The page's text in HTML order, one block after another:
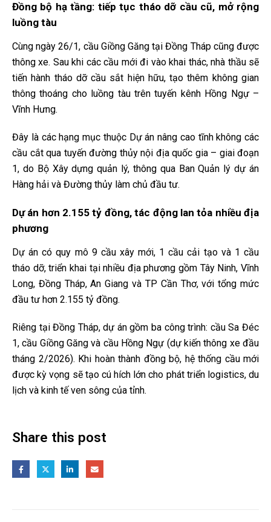
Đồng bộ hạ tầng: tiếp tục tháo dỡ cầu cũ, mở rộng
luồng tàu
Cùng ngày 26/1, cầu Giồng Găng tại Đồng Tháp cũng được
thông xe. Sau khi các cầu mới đi vào khai thác, nhà thầu sẽ
tiến hành tháo dỡ cầu sắt hiện hữu, tạo thêm không gian
thông thoáng cho luồng tàu trên tuyến kênh Hồng Ngự –
Vĩnh Hưng.
Đây là các hạng mục thuộc Dự án nâng cao tĩnh không các
cầu cắt qua tuyến đường thủy nội địa quốc gia – giai đoạn
1, do Bộ Xây dựng quản lý, thông qua Ban Quản lý dự án
Hàng hải và Đường thủy làm chủ đầu tư.
Dự án hơn 2.155 tỷ đồng, tác động lan tỏa nhiều địa
phương
Dự án có quy mô 9 cầu xây mới, 1 cầu cải tạo và 1 cầu
tháo dỡ, triển khai tại nhiều địa phương gồm Tây Ninh, Vĩnh
Long, Đồng Tháp, An Giang và TP Cần Thơ, với tổng mức
đầu tư hơn 2.155 tỷ đồng.
Riêng tại Đồng Tháp, dự án gồm ba công trình: cầu Sa Đéc
1, cầu Giồng Găng và cầu Hồng Ngự (dự kiến thông xe đầu
tháng 2/2026). Khi hoàn thành đồng bộ, hệ thống cầu mới
được kỳ vọng sẽ tạo cú hích lớn cho phát triển logistics, du
lịch và kinh tế ven sông của tỉnh.
Share this post